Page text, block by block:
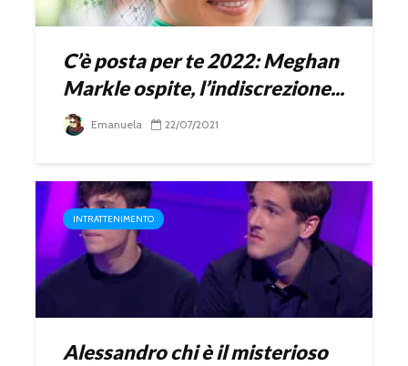
C’è posta per te 2022: Meghan
Markle ospite, l’indiscrezione...
Emanuela 22/07/2021
INTRATTENIMENTO
Alessandro chi è il misterioso